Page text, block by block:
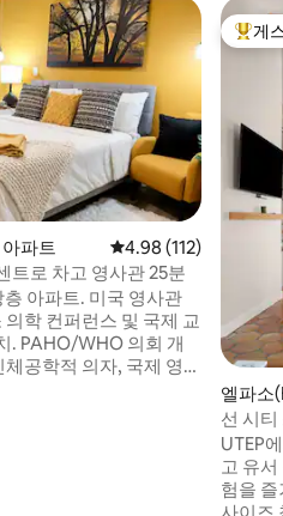
파트 평점 4.98점(5점 만점
4.98 (112)
트로 차고 영사관 25분
층 아파트. 미국 영사관
의학 컨퍼런스 및 국제 교
개
상위
게
엘파소
선 시
UTEP
고 유
험을 즐겨보세요.
사이즈